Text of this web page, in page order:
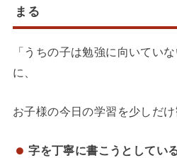
まる
「うちの子は勉強に向いてい
に、
お子様の今日の学習を少しだ
字を丁寧に書こうとしてい